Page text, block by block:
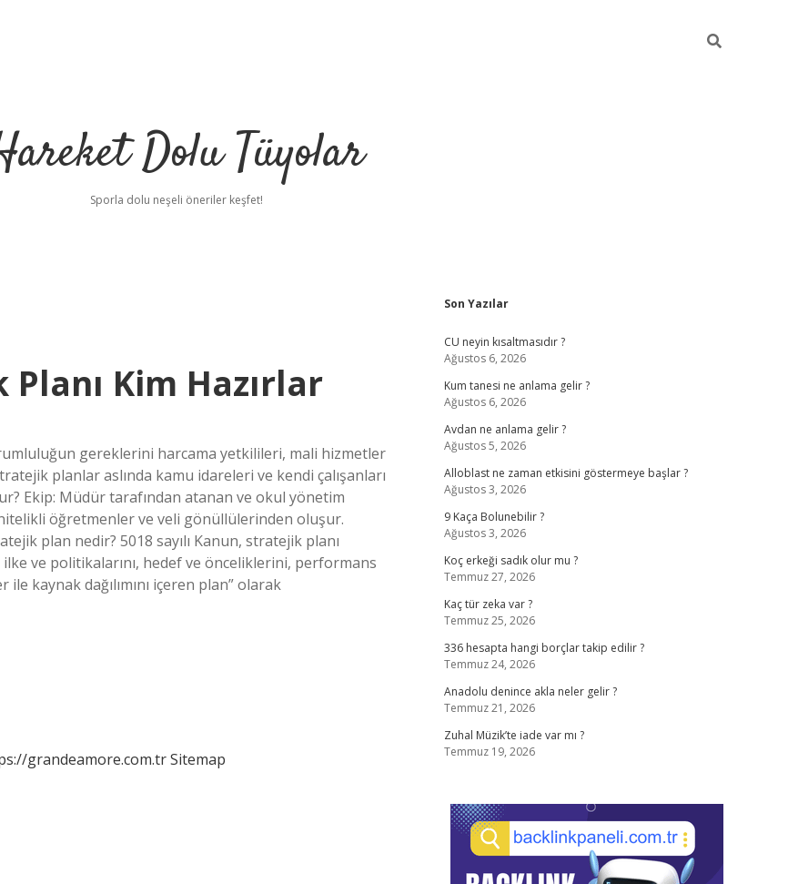
Dolu Tüyolar
Sporla dolu neşeli öneriler keşfet!
Kim Hazırlar
gereklerini harcama yetkilileri, mali hizmetler
planlar aslında kamu idareleri ve kendi çalışanları
Ekip: Müdür tarafından atanan ve okul yönetim
nitelikli öğretmenler ve veli gönüllülerinden oluşur.
plan nedir? 5018 sayılı Kanun, stratejik planı
ve politikalarını, hedef ve önceliklerini, performans
kaynak dağılımını içeren plan” olarak
grandeamore.com.trSitemap
Sidebar
Son Yazılar
CU neyin kısaltmasıdır ?
Ağustos 6, 2026
Kum tanesi ne anlama gelir ?
Ağustos 6, 2026
Avdan ne anlama gelir ?
Ağustos 5, 2026
Alloblast ne zaman etkisini göstermeye başlar ?
Ağustos 3, 2026
9 Kaça Bolunebilir ?
Ağustos 3, 2026
Koç erkeği sadık olur mu ?
Temmuz 27, 2026
Kaç tür zeka var ?
Temmuz 25, 2026
336 hesapta hangi borçlar takip edilir ?
Temmuz 24, 2026
Anadolu denince akla neler gelir ?
Temmuz 21, 2026
Zuhal Müzik’te iade var mı ?
Temmuz 19, 2026